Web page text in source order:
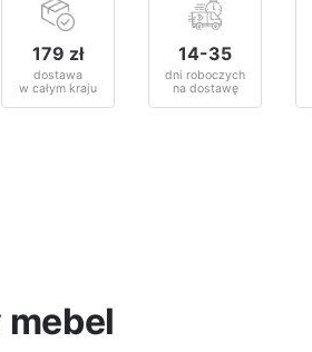
179 zł
dostawa
w całym kraju
14-35
dni roboczych
na dostawę